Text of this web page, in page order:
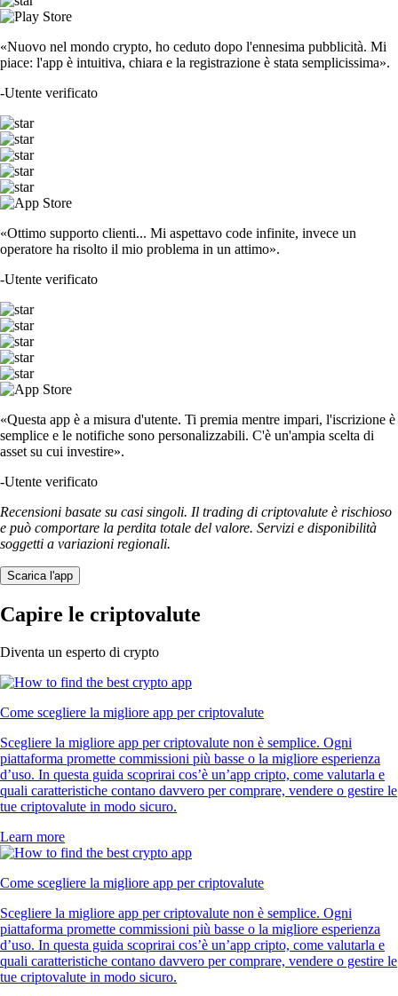
«Nuovo nel mondo crypto, ho ceduto dopo l'ennesima pubblicità. Mi
piace: l'app è intuitiva, chiara e la registrazione è stata semplicissima».
-Utente verificato
«Ottimo supporto clienti... Mi aspettavo code infinite, invece un
operatore ha risolto il mio problema in un attimo».
-Utente verificato
«Questa app è a misura d'utente. Ti premia mentre impari, l'iscrizione è
semplice e le notifiche sono personalizzabili. C'è un'ampia scelta di
asset su cui investire».
-Utente verificato
Recensioni basate su casi singoli. Il trading di criptovalute è rischioso
e può comportare la perdita totale del valore. Servizi e disponibilità
soggetti a variazioni regionali.
Scarica l'app
Capire le criptovalute
Diventa un esperto di crypto
Come scegliere la migliore app per criptovalute
Scegliere la migliore app per criptovalute non è semplice. Ogni
piattaforma promette commissioni più basse o la migliore esperienza
d’uso. In questa guida scoprirai cos’è un’app cripto, come valutarla e
quali caratteristiche contano davvero per comprare, vendere o gestire le
tue criptovalute in modo sicuro.
Learn more
Come scegliere la migliore app per criptovalute
Scegliere la migliore app per criptovalute non è semplice. Ogni
piattaforma promette commissioni più basse o la migliore esperienza
d’uso. In questa guida scoprirai cos’è un’app cripto, come valutarla e
quali caratteristiche contano davvero per comprare, vendere o gestire le
tue criptovalute in modo sicuro.